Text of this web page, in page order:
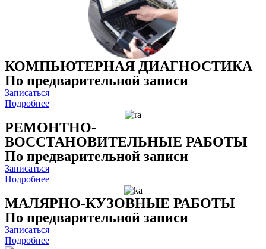
КОМПЬЮТЕРНАЯ ДИАГНОСТИКА
По предварительной записи
Записаться
Подробнее
РЕМОНТНО-
ВОССТАНОВИТЕЛЬНЫЕ РАБОТЫ
По предварительной записи
Записаться
Подробнее
МАЛЯРНО-КУЗОВНЫЕ РАБОТЫ
По предварительной записи
Записаться
Подробнее